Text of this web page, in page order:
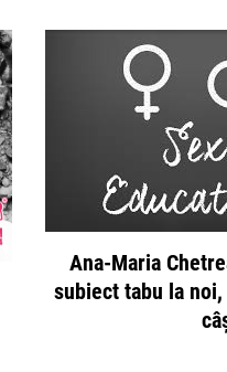
Ana-Maria
subiect tabu la